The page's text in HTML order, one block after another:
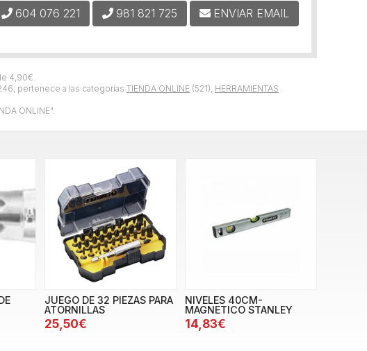
4,90€.
pertenece a las categorías TIENDA ONLINE (521), HERRAMIENTAS
ONLINE".
604 076 221 981 821 725 ENVIAR EMAIL
JUEGO DE 32 PIEZAS PARA
ATORNILLAS
25,50€
NIVELES 40CM-
MAGNETICO STANLEY
14,83€